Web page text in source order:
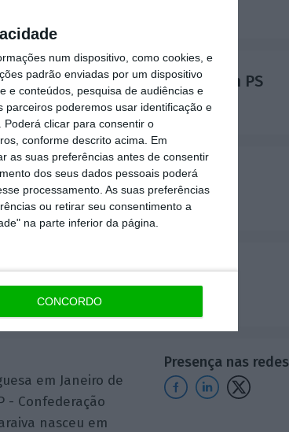
num dispositivo, como cookies, e
padrão enviadas por um dispositivo
e conteúdos, pesquisa de audiências e
poderemos usar identificação e
clicar para consentir o
conforme descrito acima. Em
as suas preferências antes de consentir
dos seus dados pessoais poderá
processamento. As suas preferências
ou retirar seu consentimento a
na parte inferior da página.
CONCORDO
acordos parlamentares com PS
sobre empresas
salário mínimo
em Janeiro de
- Confederação
nasceu em
Presença nas redes